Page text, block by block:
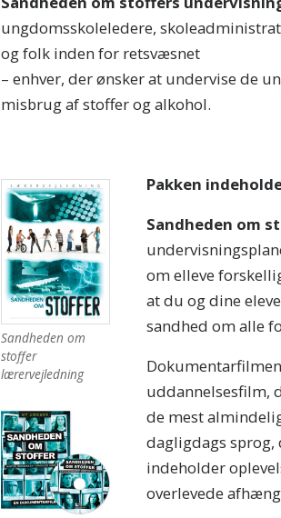
ungdomsskoleledere,
og folk inden for retsvæsnet
– enhver, der ønsker at undervise de
misbrug af stoffer og alkohol.
Sandheden om
stoffer
lærervejledning
Pakken
Sandheden om
om elleve
at du og dine
sandhed om alle
Dokumentarfilmen
uddannelsesfilm,
de mest
dagligdags
indeholder
overlevede